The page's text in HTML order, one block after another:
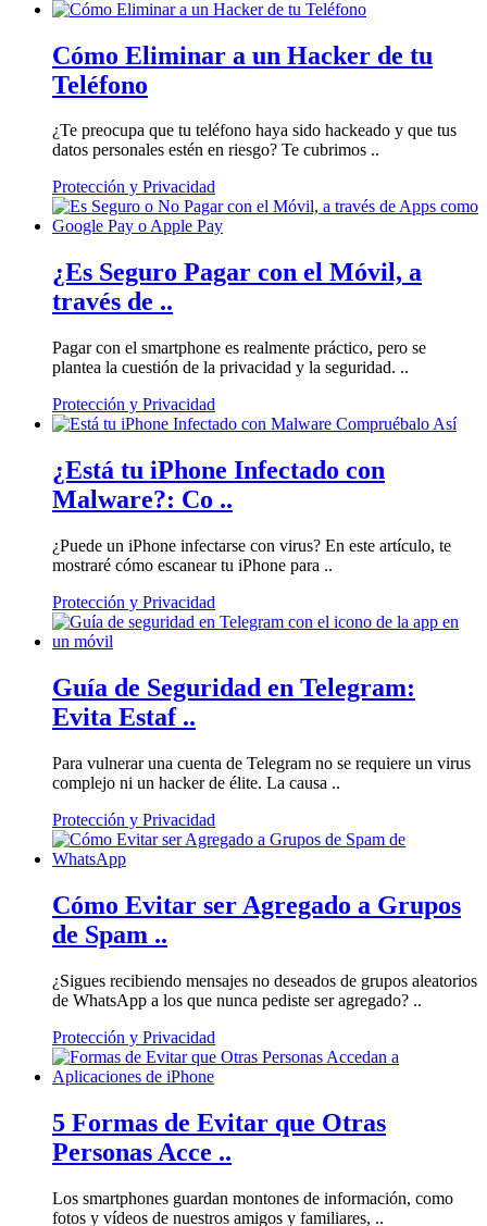
Cómo Eliminar a un Hacker de tu
Teléfono
¿Te preocupa que tu teléfono haya sido hackeado y que tus
datos personales estén en riesgo? Te cubrimos ..
Protección y Privacidad
¿Es Seguro Pagar con el Móvil, a
través de ..
Pagar con el smartphone es realmente práctico, pero se
plantea la cuestión de la privacidad y la seguridad. ..
Protección y Privacidad
¿Está tu iPhone Infectado con
Malware?: Co ..
¿Puede un iPhone infectarse con virus? En este artículo, te
mostraré cómo escanear tu iPhone para ..
Protección y Privacidad
Guía de Seguridad en Telegram:
Evita Estaf ..
Para vulnerar una cuenta de Telegram no se requiere un virus
complejo ni un hacker de élite. La causa ..
Protección y Privacidad
Cómo Evitar ser Agregado a Grupos
de Spam ..
¿Sigues recibiendo mensajes no deseados de grupos aleatorios
de WhatsApp a los que nunca pediste ser agregado? ..
Protección y Privacidad
5 Formas de Evitar que Otras
Personas Acce ..
Los smartphones guardan montones de información, como
fotos y vídeos de nuestros amigos y familiares, ..